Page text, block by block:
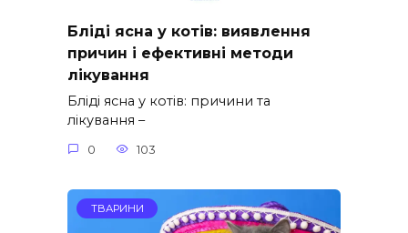
Бліді ясна у котів: виявлення
причин і ефективні методи
лікування
Бліді ясна у котів: причини та
лікування –
0 103
ТВАРИНИ